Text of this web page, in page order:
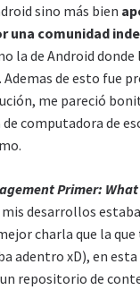
sino más bien
una comunidad
la de Android
Ademas de esto fue
me pareció
computadora de
Primer:
desarrollos
charla que la
adentro xD), en
repositorio de